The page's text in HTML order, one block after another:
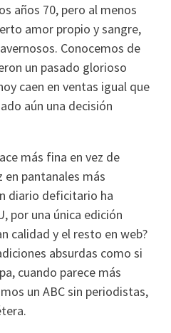
años 70, pero al menos
amor propio y sangre,
Conocemos de
un pasado glorioso
caen en ventas igual que
aún una decisión
más fina en vez de
en pantanales más
diario deficitario ha
por una única edición
calidad y el resto en web?
absurdas como si
cuando parece más
un ABC sin periodistas,